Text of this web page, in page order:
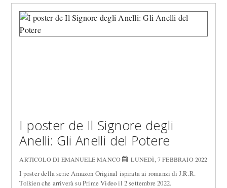
I poster de Il Signore degli
Anelli: Gli Anelli del Potere
ARTICOLO DI EMANUELE MANCO LUNEDÌ, 7 FEBBRAIO 2022
I poster della serie Amazon Original ispirata ai romanzi di J.R.R.
Tolkien che arriverà su Prime Video il 2 settembre 2022.